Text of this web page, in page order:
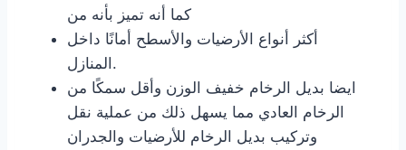
كما أنه تميز بأنه من
أكثر أنواع الأرضيات والأسطح أمانًا داخل
المنازل.
ايضا بديل الرخام خفيف الوزن وأقل سمكًا من
الرخام العادي مما يسهل ذلك من عملية نقل
وتركيب بديل الرخام للأرضيات والجدران